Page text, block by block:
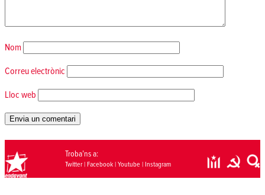
Nom
Correu electrònic
Lloc web
Troba’ns a:
Twitter| Facebook| Youtube| Instagram